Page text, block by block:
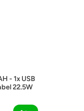
- 1x USB
22.5W